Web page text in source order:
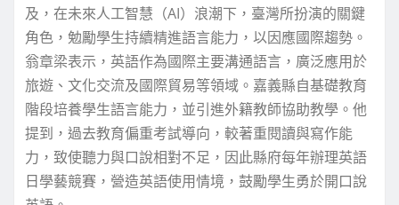
及，在未來人工智慧（AI）浪潮下，臺灣所扮演的關鍵
角色，勉勵學生持續精進語言能力，以因應國際趨勢。
翁章梁表示，英語作為國際主要溝通語言，廣泛應用於
旅遊、文化交流及國際貿易等領域。嘉義縣自基礎教育
階段培養學生語言能力，並引進外籍教師協助教學。他
提到，過去教育偏重考試導向，較著重閱讀與寫作能
力，致使聽力與口說相對不足，因此縣府每年辦理英語
日學藝競賽，營造英語使用情境，鼓勵學生勇於開口說